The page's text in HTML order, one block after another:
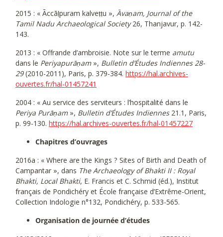
2015 : « Āccāḷpuram kalveṭṭu », Āvaṇam, Journal of the
Tamil Nadu Archaeological Society26, Thanjavur, p. 142-
143.
2013 : « Offrande d’ambroisie. Note sur le terme amutu
dans le Periyapurāṇam», Bulletin d’Études Indiennes 28-
29(2010-2011), Paris, p. 379-384. https://hal.archives-
ouvertes.fr/hal-01457241
2004 : « Au service des serviteurs : l’hospitalité dans le
Periya Purāṇam», Bulletin d’Études Indiennes21.1, Paris,
p. 99-130. https://hal.archives-ouvertes.fr/hal-01457227
Chapitres d’ouvrages
2016a : « Where are the Kings ? Sites of Birth and Death of
Campantar », dans The Archaeology of Bhakti II : Royal
Bhakti, Local Bhakti, E. Francis et C. Schmid (éd.), Institut
français de Pondichéry et École française d’Extrême-Orient,
Collection Indologie n°132, Pondichéry, p. 533-565.
Organisation de journée d’études